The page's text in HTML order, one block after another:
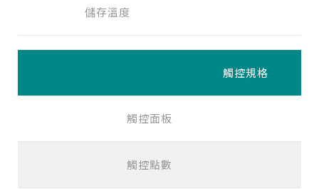
儲存溫度
觸控規格
觸控面板
觸控點數